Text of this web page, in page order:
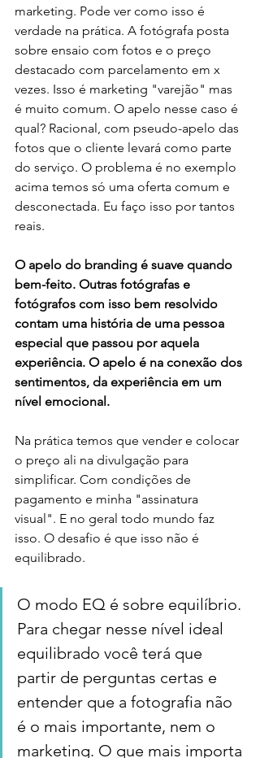
marketing. Pode ver como isso é
verdade na prática. A fotógrafa posta
sobre ensaio com fotos e o preço
destacado com parcelamento em x
vezes. Isso é marketing "varejão" mas
é muito comum. O apelo nesse caso é
qual? Racional, com pseudo-apelo das
fotos que o cliente levará como parte
do serviço. O problema é no exemplo
acima temos só uma oferta comum e
desconectada. Eu faço isso por tantos
reais.
O apelo do branding é suave quando
bem-feito. Outras fotógrafas e
fotógrafos com isso bem resolvido
contam uma história de uma pessoa
especial que passou por aquela
experiência. O apelo é na conexão dos
sentimentos, da experiência em um
nível emocional.
Na prática temos que vender e colocar
o preço ali na divulgação para
simplificar. Com condições de
pagamento e minha "assinatura
visual". E no geral todo mundo faz
isso. O desafio é que isso não é
equilibrado.
O modo EQ é sobre equilíbrio.
Para chegar nesse nível ideal
equilibrado você terá que
partir de perguntas certas e
entender que a fotografia não
é o mais importante, nem o
marketing. O que mais importa